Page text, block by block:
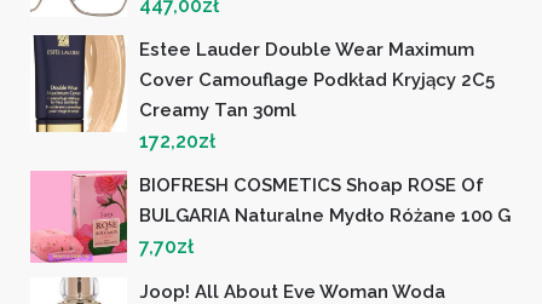
447,00zł
Estee Lauder Double Wear Maximum
Cover Camouflage Podkład Kryjący 2C5
Creamy Tan 30ml
172,20zł
BIOFRESH COSMETICS Shoap ROSE Of
BULGARIA Naturalne Mydło Różane 100 G
7,70zł
Joop! All About Eve Woman Woda